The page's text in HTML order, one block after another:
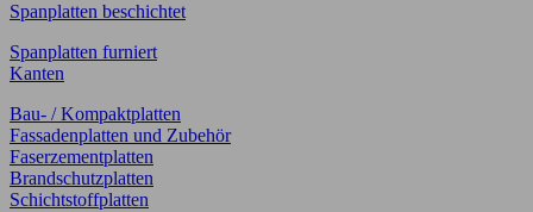
Spanplatten beschichtet
Spanplatten furniert
Kanten
Bau- / Kompaktplatten
Fassadenplatten und Zubehör
Faserzementplatten
Brandschutzplatten
Schichtstoffplatten